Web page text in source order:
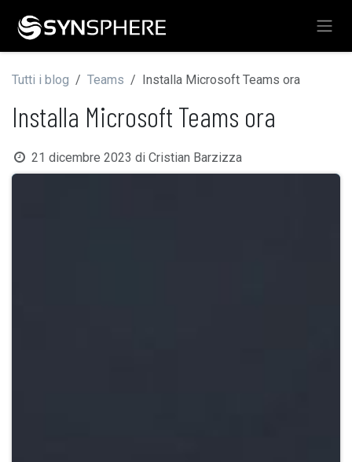
Tutti i blog Teams Installa Microsoft Teams ora
Installa Microsoft Teams ora
21 dicembre 2023 di Cristian Barzizza